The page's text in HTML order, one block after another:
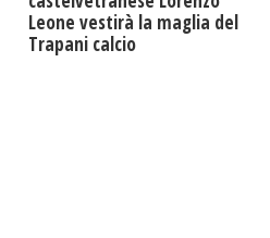
Leone vestirà la maglia del
Trapani calcio